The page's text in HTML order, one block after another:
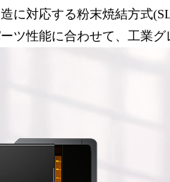
に対応する粉末焼結方式
ツ性能に合わせて、工業